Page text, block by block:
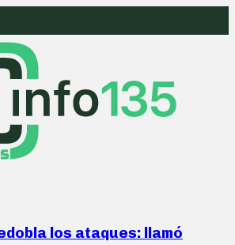
los ataques: llamó